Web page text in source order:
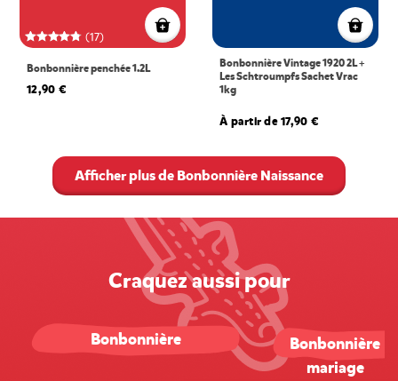
(17)
Bonbonnière penchée 1.2L
12,90 €
Bonbonnière Vintage 1920 2L +
Les Schtroumpfs Sachet Vrac
1kg
À partir de 17,90 €
Afficher plus de Bonbonnière Naissance
Craquez aussi pour
Bonbonnière
Bonbonnière
mariage